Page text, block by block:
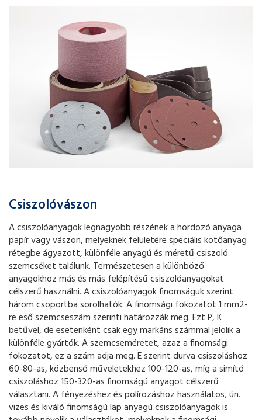
Csiszolóvászon
A csiszolóanyagok legnagyobb részének a hordozó anyaga
papír vagy vászon, melyeknek felületére speciális kötőanyag
rétegbe ágyazott, különféle anyagú és méretű csiszoló
szemcséket találunk. Természetesen a különböző
anyagokhoz más és más felépítésű csiszolóanyagokat
célszerű használni. A csiszolóanyagok finomságuk szerint
három csoportba sorolhatók. A finomsági fokozatot 1 mm2-
re eső szemcseszám szerinti határozzák meg. Ezt P, K
betűvel, de esetenként csak egy markáns számmal jelölik a
különféle gyártók. A szemcseméretet, azaz a finomsági
fokozatot, ez a szám adja meg. E szerint durva csiszoláshoz
60-80-as, közbenső műveletekhez 100-120-as, míg a simító
csiszoláshoz 150-320-as finomságú anyagot célszerű
választani. A fényezéshez és polírozáshoz használatos, ún.
vizes és kiváló finomságú lap anyagú csiszolóanyagok is